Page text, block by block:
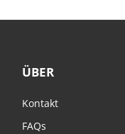
ÜBER
Kontakt
FAQs